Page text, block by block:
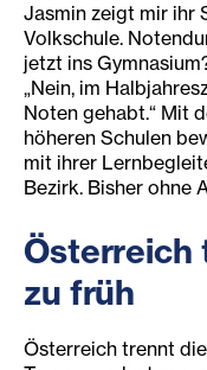
Jasmin zeigt mir ihr
Volkschule.
jetzt ins
„Nein, im
Noten gehabt.“ Mit
höheren Schulen
mit ihrer
Bezirk. Bisher ohne
Österreich
zu früh
Österreich trennt